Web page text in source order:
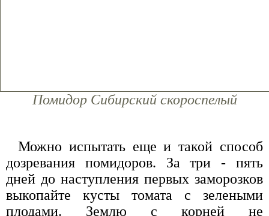
Помидор Сибирский скороспелый
Можно испытать еще и такой способ
дозревания помидоров. За три - пять
дней до наступления первых заморозков
выкопайте кусты томата с зелеными
плодами. Землю с корней не